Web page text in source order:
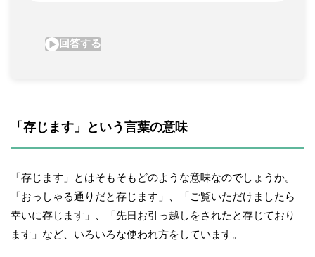
「存じます」という言葉の意味
「存じます」とはそもそもどのような意味なのでしょうか。
「おっしゃる通りだと存じます」、「ご覧いただけましたら
幸いに存じます」、「先日お引っ越しをされたと存じており
ます」など、いろいろな使われ方をしています。